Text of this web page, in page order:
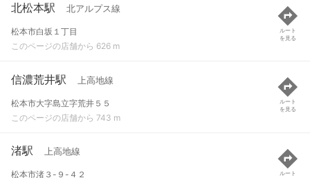
北松本駅 北アルプス線
松本市白坂１丁目
このページの店舗から 626 m
ルート
を見る
信濃荒井駅 上高地線
松本市大字島立字荒井５５
このページの店舗から 743 m
ルート
を見る
渚駅 上高地線
松本市渚３-９-４２
ルート